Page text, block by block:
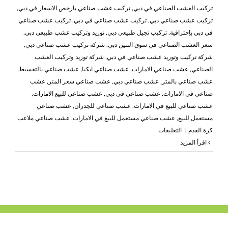
تركيب العشب الصناعي في دبي, تركيب عشب صناعي بارخص الاسعار في دبي,
تركيب عشب صناعي دبي, تركيب عشب صناعي في دبي, تركيب عشب صناعي
في دبي بإحترافية, تركيب نجيل طبيعي دبي, توريد وتركيب عشب طبيعى دبي,
سعر العشب الصناعي في سوق التنين دبي, شركة تركيب عشب صناعي دبي,
شركة تركيب وتوريد عشب صناعي في دبي, شركة توريد وتركيب العشب
الصناعي, عشب صناعي الامارات, عشب صناعي ايكيا, عشب صناعي بالتقسيط ,
عشب صناعي بالمتر , عشب صناعي دبي, عشب صناعي سعر المتر , عشب
صناعي في الامارات, عشب صناعي في دبي, عشب صناعي للبيع الامارات,
عشب صناعي للبيع في الامارات, عشب صناعي للجدران, عشب صناعي
مستعمل للبيع, عشب صناعي مستعمل للبيع في الامارات, عشب صناعي ملاعب
كرة القدم | التعليقاتعلى
عشب
الحدائق